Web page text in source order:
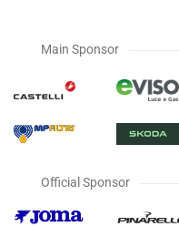
Main Sponsor
Official Sponsor